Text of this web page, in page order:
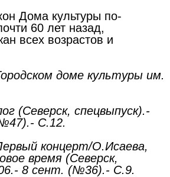
Дома культуры по-
60 лет назад,
всех возрастов и
доме культуры им.
(Северск, спецвыпуск).-
С.12.
концерт/О.Исаева,
время (Северск,
8 сент. (№36).- С.9.